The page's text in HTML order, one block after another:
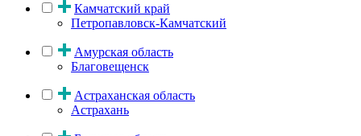
Камчатский край
Петропавловск-Камчатский
Амурская область
Благовещенск
Астраханская область
Астрахань